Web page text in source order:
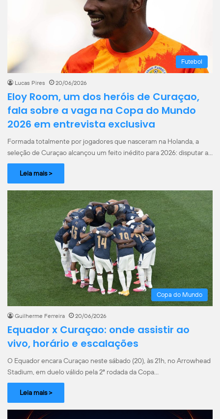
Futebol
Lucas Pires 20/06/2026
Eloy Room, um dos heróis de Curaçao,
fala sobre a vaga na Copa do Mundo
2026 em entrevista exclusiva
Formada totalmente por jogadores que nasceram na Holanda, a
seleção de Curaçao alcançou um feito inédito para 2026: disputar a…
Leia mais >
Copa do Mundo
Guilherme Ferreira 20/06/2026
Equador x Curaçao: onde assistir ao
vivo, horário e escalações
O Equador encara Curaçao neste sábado (20), às 21h, no Arrowhead
Stadium, em duelo válido pela 2ª rodada da Copa…
Leia mais >